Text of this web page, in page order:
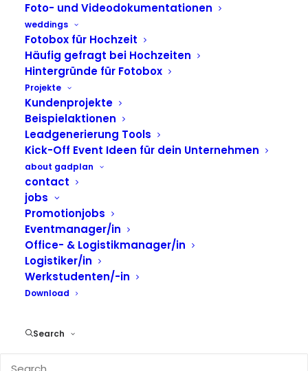
Foto- und Videodokumentationen
weddings
Fotobox für Hochzeit
Häufig gefragt bei Hochzeiten
Hintergründe für Fotobox
Projekte
Kundenprojekte
Beispielaktionen
Leadgenerierung Tools
Kick-Off Event Ideen für dein Unternehmen
about gadplan
contact
jobs
Promotionjobs
Eventmanager/in
Office- & Logistikmanager/in
Logistiker/in
Werkstudenten/-in
Download
Search
Fotobox als Blickfang:
Osteraktion bei den
Schadow Arkaden
begeistert Besucher
Am 19. April 2025 verwandelten sich die
Arkaden Düsseldorf
Besuchermagnet: Zur Osteraktion wurde direkt
am Haupteingang eine
individuellem Gehäusebranding
interaktivem Fotoerlebnis – ein voller Erfolg für